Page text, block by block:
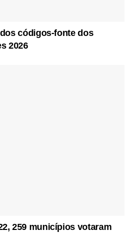
códigos-fonte dos
2026
259 municípios votaram